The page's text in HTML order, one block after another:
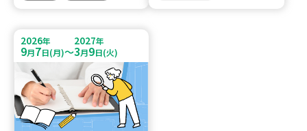
2026年
9月7日(月)～
2027年
3月9日(火)